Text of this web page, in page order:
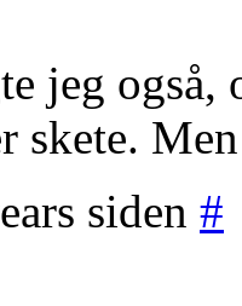
jeg
skete.
siden #